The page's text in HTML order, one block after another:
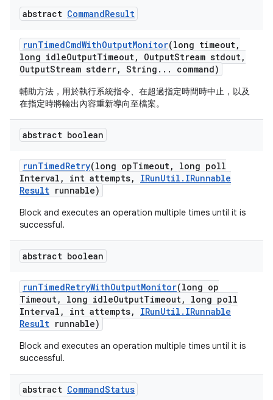
abstract CommandResult
runTimedCmdWithOutputMonitor(long timeout,
long idleOutputTimeout, OutputStream stdout,
OutputStream stderr, String . . . command)
輔助方法，用於執行系統指令、在超過指定時間時中止，以及
在指定時將輸出內容重新導向至檔案。
abstract boolean
runTimedRetry(long opTimeout,
long poll
Interval , int attempts, IRunUtil . IRunnable
Result runnable)
Block and executes an operation multiple times until it is
successful.
abstract boolean
runTimedRetryWithOutputMonitor(long op
Timeout, long idleOutputTimeout,
long poll
Interval , int attempts, IRunUtil . IRunnable
Result runnable)
Block and executes an operation multiple times until it is
successful.
abstract CommandStatus